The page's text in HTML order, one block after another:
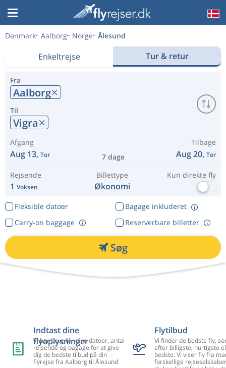
Danmark Aalborg Norge Ålesund
Enkeltrejse Tur & retur
Fra
Aalborg
Til
Vigra
Afgang
Aug 13, Tor 7 dage
Tilbage
Aug 20, Tor
Rejsende
1 Voksen
Billettype
Økonomi
Kun direkte fly
Fleksible datoer
Bagage inkluderet
Reserverbare billetter
Carry-on baggage
Søg
Indtast dine
flyoplysninger
Vi har brug for dine datoer, antal
rejsende og bagage for at give
dig de bedste tilbud på din
flyrejse fra Aalborg til Ålesund
Flytilbud
Vi finder de bedste fly,
efter billigste, hurtigste
bedste. Vi viser fly fra
forskellige